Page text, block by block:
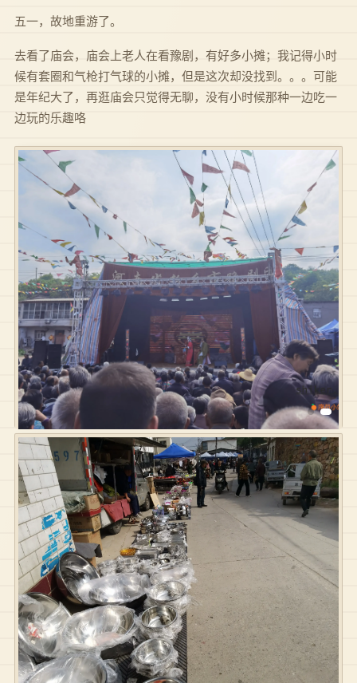
五一，故地重游了。
去看了庙会，庙会上老人在看豫剧，有好多小摊；我记得小时
候有套圈和气枪打气球的小摊，但是这次却没找到。。。可能
是年纪大了，再逛庙会只觉得无聊，没有小时候那种一边吃一
边玩的乐趣咯